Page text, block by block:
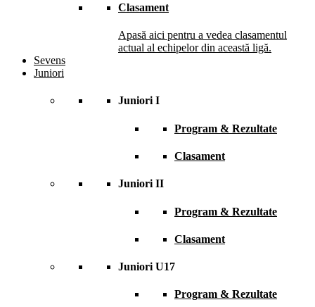
Clasament
Apasă aici pentru a vedea clasamentul
actual al echipelor din această ligă.
Sevens
Juniori
Juniori I
Program & Rezultate
Clasament
Juniori II
Program & Rezultate
Clasament
Juniori U17
Program & Rezultate